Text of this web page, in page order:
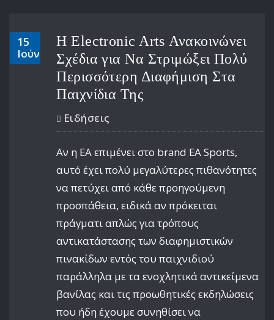
15
Ιούν
Η Electronic Arts Ανακοινώνει
Σχέδια για Να Στριμώξει Πολύ
Περισσότερη Διαφήμιση Στα
Παιχνίδια Της
Ειδήσεις
Αν η EA επιμένει στο brand EA Sports,
αυτό έχει πολύ μεγαλύτερες πιθανότητες
να πετύχει από κάθε προηγούμενη
προσπάθεια, ειδικά αν πρόκειται
πράγματι απλώς για τρόπους
αντικατάστασης των διαφημιστικών
πινακίδων εντός του παιχνιδιού
παράλληλα με τα ενοχλητικά αντικείμενα
βανίλας και τις προωθητικές εκδηλώσεις
που ήδη έχουμε συνηθίσει να